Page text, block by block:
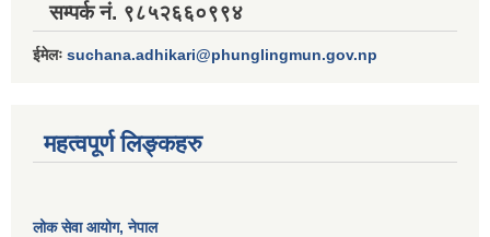
सम्पर्क नं. ९८५२६६०९९४
ईमेलः suchana.adhikari@phunglingmun.gov.np
महत्वपूर्ण लिङ्कहरु
लोक सेवा आयोग, नेपाल